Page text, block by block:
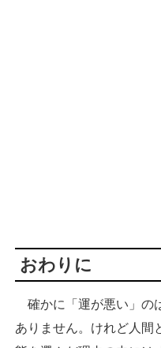
おわりに
確かに「運が悪い」の
ありません。けれど人間